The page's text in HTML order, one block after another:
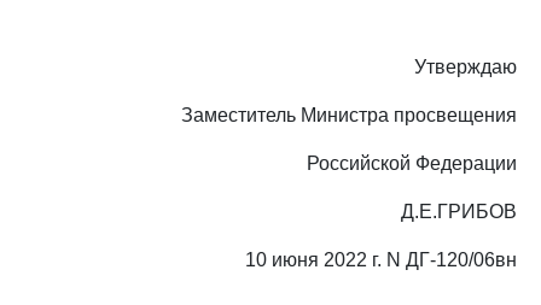
Утверждаю
Заместитель Министра просвещения
Российской Федерации
Д.Е.ГРИБОВ
10 июня 2022 г. N ДГ-120/06вн